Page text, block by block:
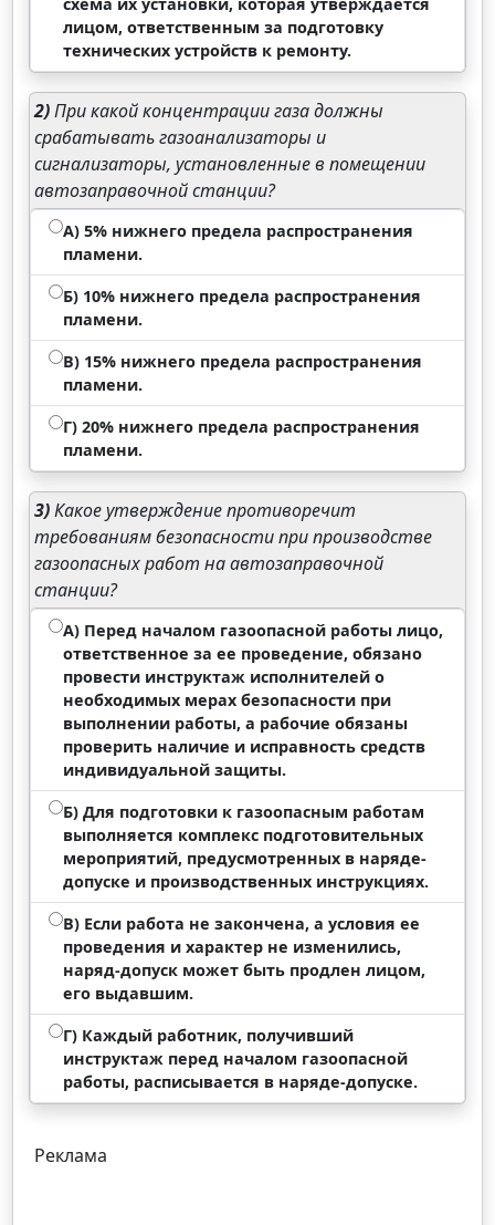
лицом, ответственным за подготовку
технических устройств к ремонту.
2)При какой концентрации газа должны
срабатывать газоанализаторы и
сигнализаторы, установленные в помещении
автозаправочной станции?
А) 5% нижнего предела распространения
пламени.
Б) 10% нижнего предела распространения
пламени.
В) 15% нижнего предела распространения
пламени.
Г) 20% нижнего предела распространения
пламени.
3)Какое утверждение противоречит
требованиям безопасности при производстве
газоопасных работ на автозаправочной
станции?
А) Перед началом газоопасной работы лицо,
ответственное за ее проведение, обязано
провести инструктаж исполнителей о
необходимых мерах безопасности при
выполнении работы, а рабочие обязаны
проверить наличие и исправность средств
индивидуальной защиты.
Б) Для подготовки к газоопасным работам
выполняется комплекс подготовительных
мероприятий, предусмотренных в наряде-
допуске и производственных инструкциях.
В) Если работа не закончена, а условия ее
проведения и характер не изменились,
наряд-допуск может быть продлен лицом,
его выдавшим.
Г) Каждый работник, получивший
инструктаж перед началом газоопасной
работы, расписывается в наряде-допуске.
Реклама